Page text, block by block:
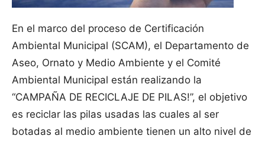
En el marco del proceso de Certificación
Ambiental Municipal (SCAM), el Departamento de
Aseo, Ornato y Medio Ambiente y el Comité
Ambiental Municipal están realizando la
“CAMPAÑA DE RECICLAJE DE PILAS!”, el objetivo
es reciclar las pilas usadas las cuales al ser
botadas al medio ambiente tienen un alto nivel de